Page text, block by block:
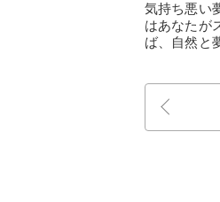
気持ち悪い
はあなたが
ば、自然と